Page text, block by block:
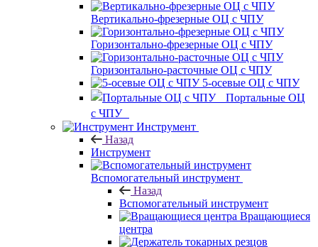
Вертикально-фрезерные ОЦ с ЧПУ
Горизонтально-фрезерные ОЦ с ЧПУ
Горизонтально-расточные ОЦ с ЧПУ
5-осевые ОЦ с ЧПУ
Портальные ОЦ
с ЧПУ
Инструмент
Назад
Инструмент
Вспомогательный инструмент
Назад
Вспомогательный инструмент
Вращающиеся
центра